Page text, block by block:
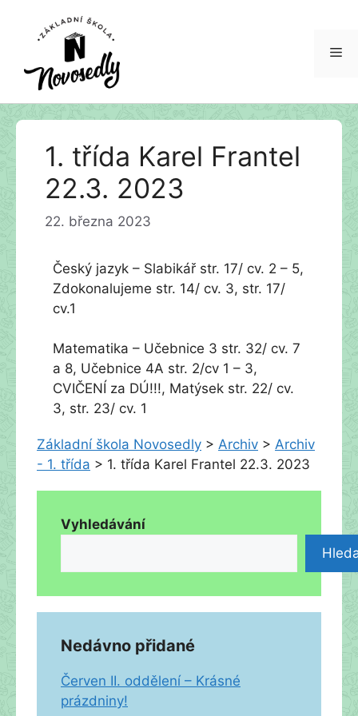
Přeskočit
1. třída Karel Frantel
22.3. 2023
22. března 2023
Český jazyk – Slabikář str. 17/ cv. 2 – 5,
Zdokonalujeme str. 14/ cv. 3, str. 17/
cv.1
Matematika – Učebnice 3 str. 32/ cv. 7
a 8, Učebnice 4A str. 2/cv 1 – 3,
CVIČENÍ za DÚ!!!, Matýsek str. 22/ cv.
3, str. 23/ cv. 1
Základní škola Novosedly > Archiv > Archiv
- 1. třída > 1. třída Karel Frantel 22.3. 2023
Vyhledávání
Nedávno přidané
Červen II. oddělení – Krásné
prázdniny!